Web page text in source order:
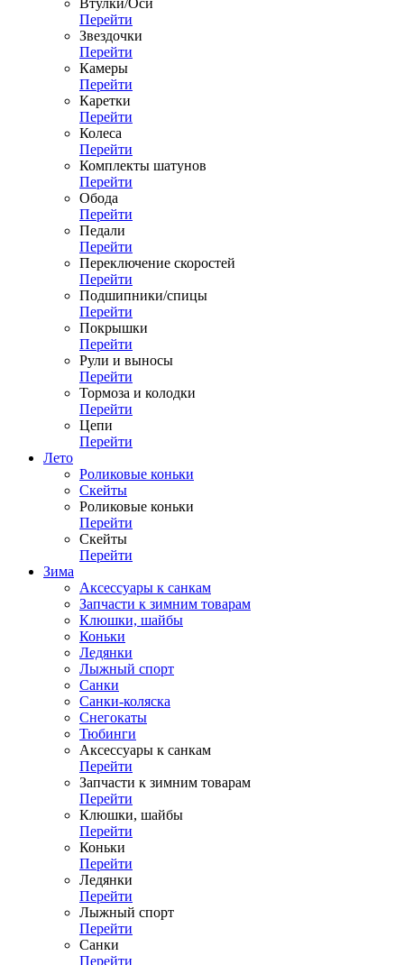
Втулки/Оси
Перейти
Звездочки
Перейти
Камеры
Перейти
Каретки
Перейти
Колеса
Перейти
Комплекты шатунов
Перейти
Обода
Перейти
Педали
Перейти
Переключение скоростей
Перейти
Подшипники/спицы
Перейти
Покрышки
Перейти
Рули и выносы
Перейти
Тормоза и колодки
Перейти
Цепи
Перейти
Лето
Роликовые коньки
Скейты
Роликовые коньки
Перейти
Скейты
Перейти
Зима
Аксессуары к санкам
Запчасти к зимним товарам
Клюшки, шайбы
Коньки
Ледянки
Лыжный спорт
Санки
Санки-коляска
Снегокаты
Тюбинги
Аксессуары к санкам
Перейти
Запчасти к зимним товарам
Перейти
Клюшки, шайбы
Перейти
Коньки
Перейти
Ледянки
Перейти
Лыжный спорт
Перейти
Санки
Перейти